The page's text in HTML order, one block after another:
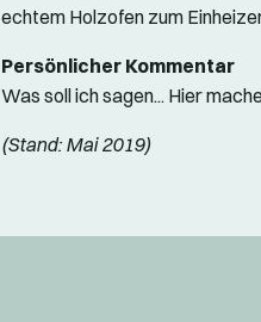
echtem Holzofen zum
Persönlicher Kommentar
Was soll ich sagen... Hier
(Stand: Mai 2019)